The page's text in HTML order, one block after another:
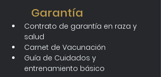
Garantía
Contrato de garantía en raza y
salud
Carnet de Vacunación
Guía de Cuidados y
entrenamiento básico